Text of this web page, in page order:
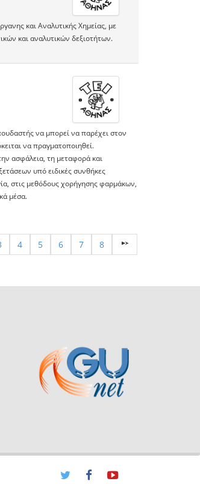
και Αναλυτικής Χημείας, με
και αναλυτικών δεξιοτήτων.
να μπορεί να παρέχει στον
να πραγματοποιηθεί.
ασφάλεια, τη μεταφορά και
υπό ειδικές συνθήκες
στις μεθόδους χορήγησης φαρμάκων,
μέσα.
4 5 6 7 8